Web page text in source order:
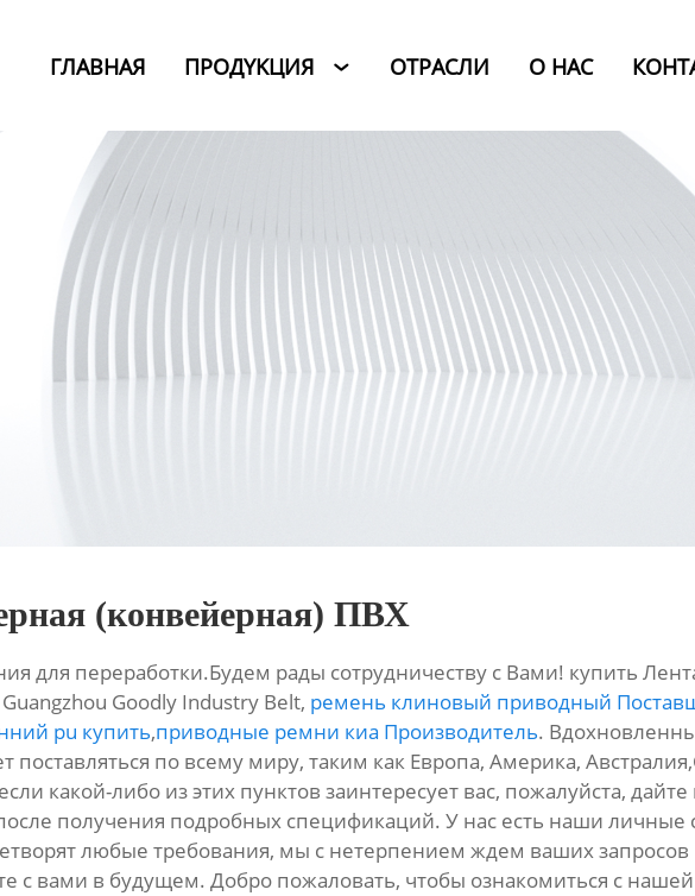
ГЛАВНАЯ ПРОДYKЦИЯ  ОТРАСЛИ O HAC
(конвейерная) ПВХ
для переработки.Будем рады сотрудничеству с Вами! купить
Goodly Industry Belt, ремень клиновый приводный
pu купить,приводные ремни киа Производитель.
поставляться по всему миру, таким как Европа, Америка,
какой-либо из этих пунктов заинтересует вас, пожалуйста,
получения подробных спецификаций. У нас есть наши личные
любые требования, мы с нетерпением ждем ваших
с вами в будущем. Добро пожаловать, чтобы ознакомиться с